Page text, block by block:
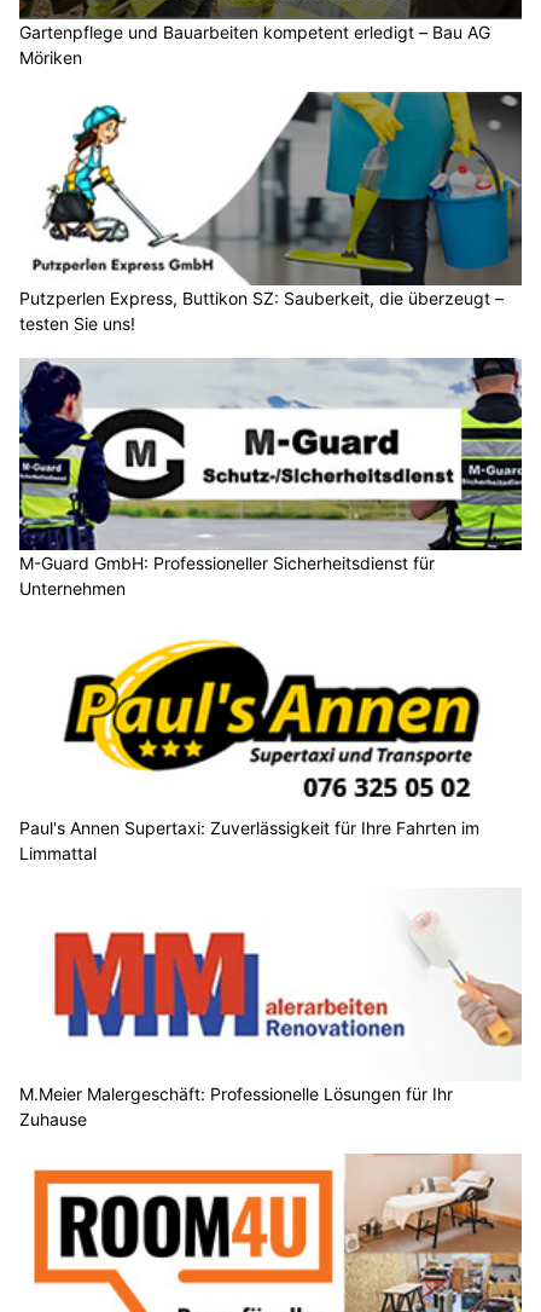
Gartenpflege und Bauarbeiten kompetent erledigt – Bau AG
Möriken
Putzperlen Express, Buttikon SZ: Sauberkeit, die überzeugt –
testen Sie uns!
M-Guard GmbH: Professioneller Sicherheitsdienst für
Unternehmen
Paul's Annen Supertaxi: Zuverlässigkeit für Ihre Fahrten im
Limmattal
M.Meier Malergeschäft: Professionelle Lösungen für Ihr
Zuhause